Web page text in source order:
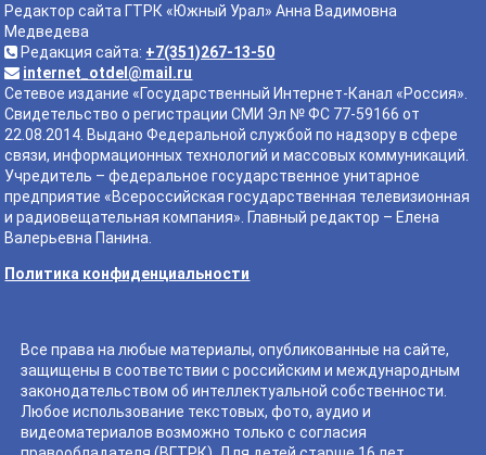
Редактор сайта ГТРК «Южный Урал» Анна Вадимовна
Медведева
Редакция сайта: +7(351)267-13-50
internet_otdel@mail.ru
Сетевое издание «Государственный Интернет-Канал «Россия».
Свидетельство о регистрации СМИ Эл № ФС 77-59166 от
22.08.2014. Выдано Федеральной службой по надзору в сфере
связи, информационных технологий и массовых коммуникаций.
Учредитель – федеральное государственное унитарное
предприятие «Всероссийская государственная телевизионная
и радиовещательная компания». Главный редактор – Елена
Валерьевна Панина.
Политика конфиденциальности
Все права на любые материалы, опубликованные на сайте,
защищены в соответствии с российским и международным
законодательством об интеллектуальной собственности.
Любое использование текстовых, фото, аудио и
видеоматериалов возможно только с согласия